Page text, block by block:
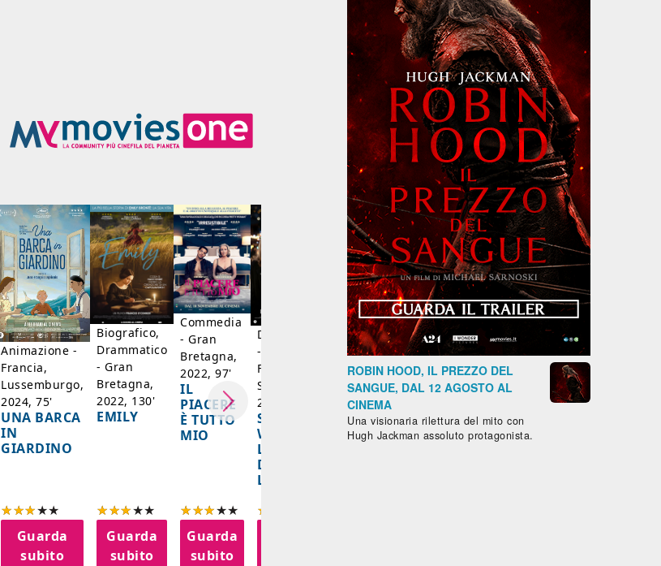
Animazione -
Francia,
Lussemburgo,
2024, 75'
UNA BARCA
IN
GIARDINO
Guarda
subito
Biografico,
Drammatico
- Gran
Bretagna,
2022, 130'
EMILY
Guarda
subito
Commedia
- Gran
Bretagna,
2022, 97'
IL
PIACERE
È TUTTO
MIO
Guarda
subito
Drammatico
- Giappone,
Francia,
Singapore,
2024, 105'
SPIRIT
WORLD -
LA FESTA
DELLE
LANTERNE
Biografico -
Francia,
Belgio, 2024,
98'
LA DIVINA
DI FRANCIA
- SARAH
BERNHARDT
Drammatico
- Brasile,
Messico,
Paesi Bassi,
Cile, 2025,
85'
IL
SENTIERO
AZZURRO
Commedia
- Francia,
2024, 101'
LA
GAZZA
LADRA
ROBIN HOOD, IL PREZZO DEL
SANGUE, DAL 12 AGOSTO AL
CINEMA
Una visionaria rilettura del mito con
Hugh Jackman assoluto protagonista.